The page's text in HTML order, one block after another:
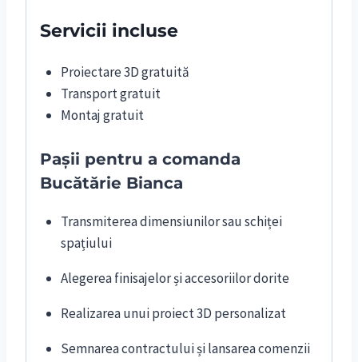
Servicii incluse
Proiectare 3D gratuită
Transport gratuit
Montaj gratuit
Pașii pentru a comanda
Bucătărie Bianca
Transmiterea dimensiunilor sau schiței
spațiului
Alegerea finisajelor și accesoriilor dorite
Realizarea unui proiect 3D personalizat
Semnarea contractului și lansarea comenzii